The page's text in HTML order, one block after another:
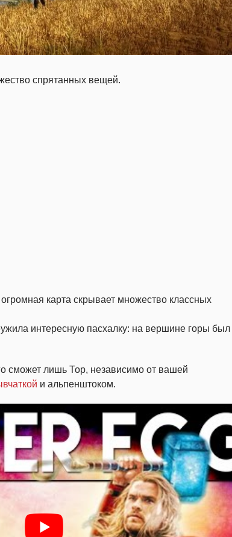
спрятанных вещей.
карта скрывает множество классных
интересную пасхалку: на вершине горы был
сможет лишь Тор, независимо от вашей
и альпенштоком.